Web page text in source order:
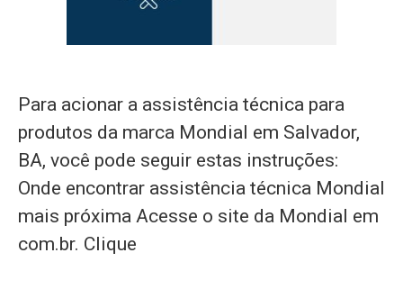
Para acionar a assistência técnica para
produtos da marca Mondial em Salvador,
BA, você pode seguir estas instruções:
Onde encontrar assistência técnica Mondial
mais próxima Acesse o site da Mondial em
com.br. Clique